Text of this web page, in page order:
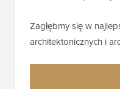
Zagłębmy się w
architektonicznych i